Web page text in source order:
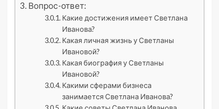
Вопрос-ответ:
Какие достижения имеет Светлана
Иванова?
Какая личная жизнь у Светланы
Ивановой?
Какая биография у Светланы
Ивановой?
Какими сферами бизнеса
занимается Светлана Иванова?